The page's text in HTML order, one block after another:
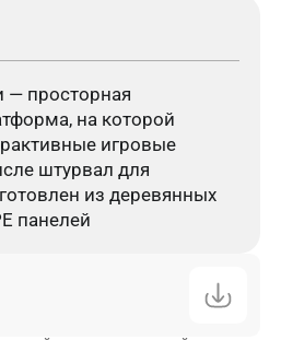
— просторная
на которой
игровые
штурвал для
из деревянных
панелей